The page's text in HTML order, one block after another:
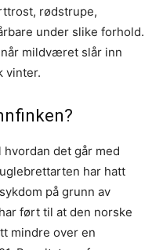
rødstrupe,
under slike forhold.
mildværet slår inn
vinter.
det går med
har hatt
på grunn av
ført til at den norske
mindre over en